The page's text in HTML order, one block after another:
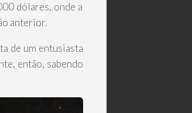
dólares, onde a
anterior.
de um entusiasta
então, sabendo